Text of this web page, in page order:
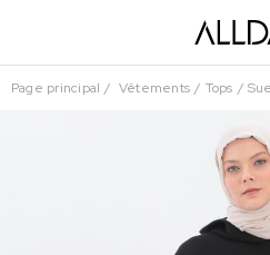
Page principal Vêtements Tops